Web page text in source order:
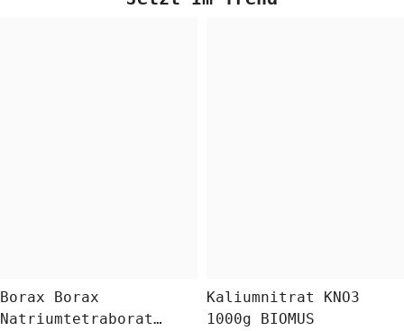
Borax Borax
Natriumtetraborat
Kaliumnitrat KNO3
1000g BIOMUS